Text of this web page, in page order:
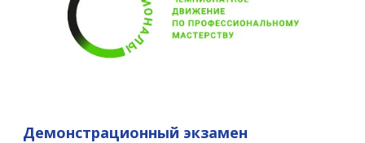
Демонстрационный экзамен